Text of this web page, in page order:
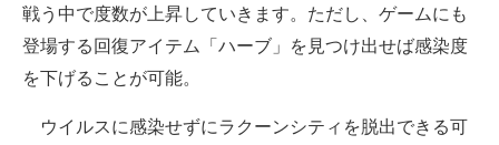
電子設計の基本と応用
エネルギーの専門メディア
戦う中で度数が上昇していきます。ただし、ゲームにも
登場する回復アイテム「ハーブ」を見つけ出せば感染度
を下げることが可能。
ウイルスに感染せずにラクーンシティを脱出できる可